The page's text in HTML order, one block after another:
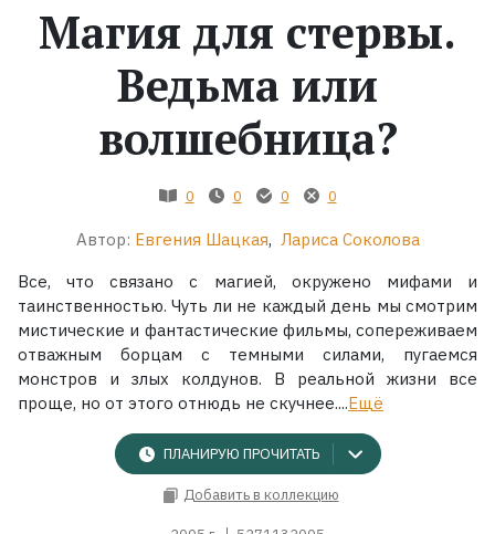
Экранизации
Коллекции
Магия для стервы.
Ведьма или
волшебница?
0 0 0 0
Автор: Евгения Шацкая, Лариса Соколова
Все, что связано с магией, окружено мифами и
таинственностью. Чуть ли не каждый день мы смотрим
мистические и фантастические фильмы, сопереживаем
отважным борцам с темными силами, пугаемся
монстров и злых колдунов. В реальной жизни все
проще, но от этого отнюдь не скучнее....Ещё
ПЛАНИРУЮ ПРОЧИТАТЬ
Добавить в коллекцию